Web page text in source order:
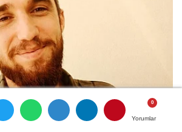
Yorumlar
Yorumlar
Yorumlar